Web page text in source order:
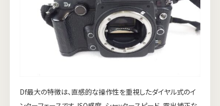
Df最大の特徴は、直感的な操作性を重視したダイヤル式のイ